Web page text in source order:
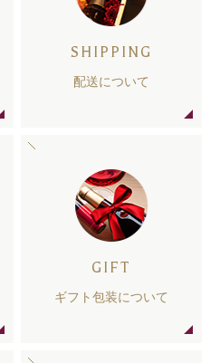
SHIPPING
配送について
GIFT
ギフト包装について